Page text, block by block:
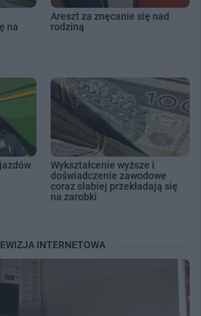
na
Areszt za znęcanie się nad
rodziną
Wykształcenie wyższe i
doświadczenie zawodowe
coraz słabiej przekładają się
na zarobki
INTERNETOWA